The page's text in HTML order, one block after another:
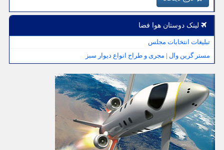
لینک دوستان هوا فضا
تبلیغات انتخابات مجلس
مستر گرین وال | مجری و طراح انواع دیوار سبز